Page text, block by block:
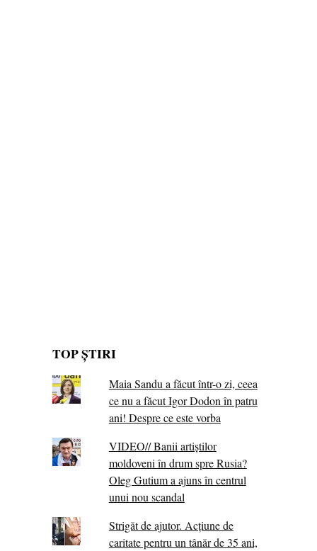
TOP ȘTIRI
Maia Sandu a făcut într-o zi, ceea
ce nu a făcut Igor Dodon în patru
ani! Despre ce este vorba
VIDEO// Banii artiștilor
moldoveni în drum spre Rusia?
Oleg Gutium a ajuns în centrul
unui nou scandal
Strigăt de ajutor. Acțiune de
caritate pentru un tânăr de 35 ani,